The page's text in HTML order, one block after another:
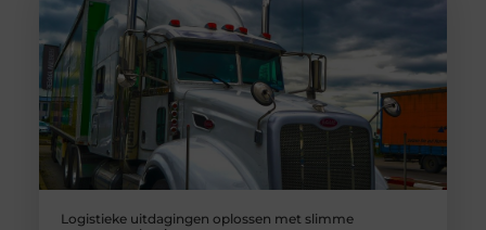
Logistieke uitdagingen oplossen met slimme